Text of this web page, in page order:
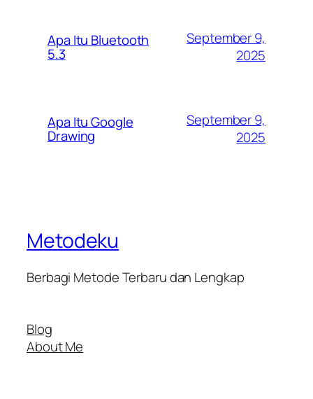
Apa Itu Bluetooth
5.3
September 9,
2025
Apa Itu Google
Drawing
September 9,
2025
Metodeku
Berbagi Metode Terbaru dan Lengkap
Blog
About Me